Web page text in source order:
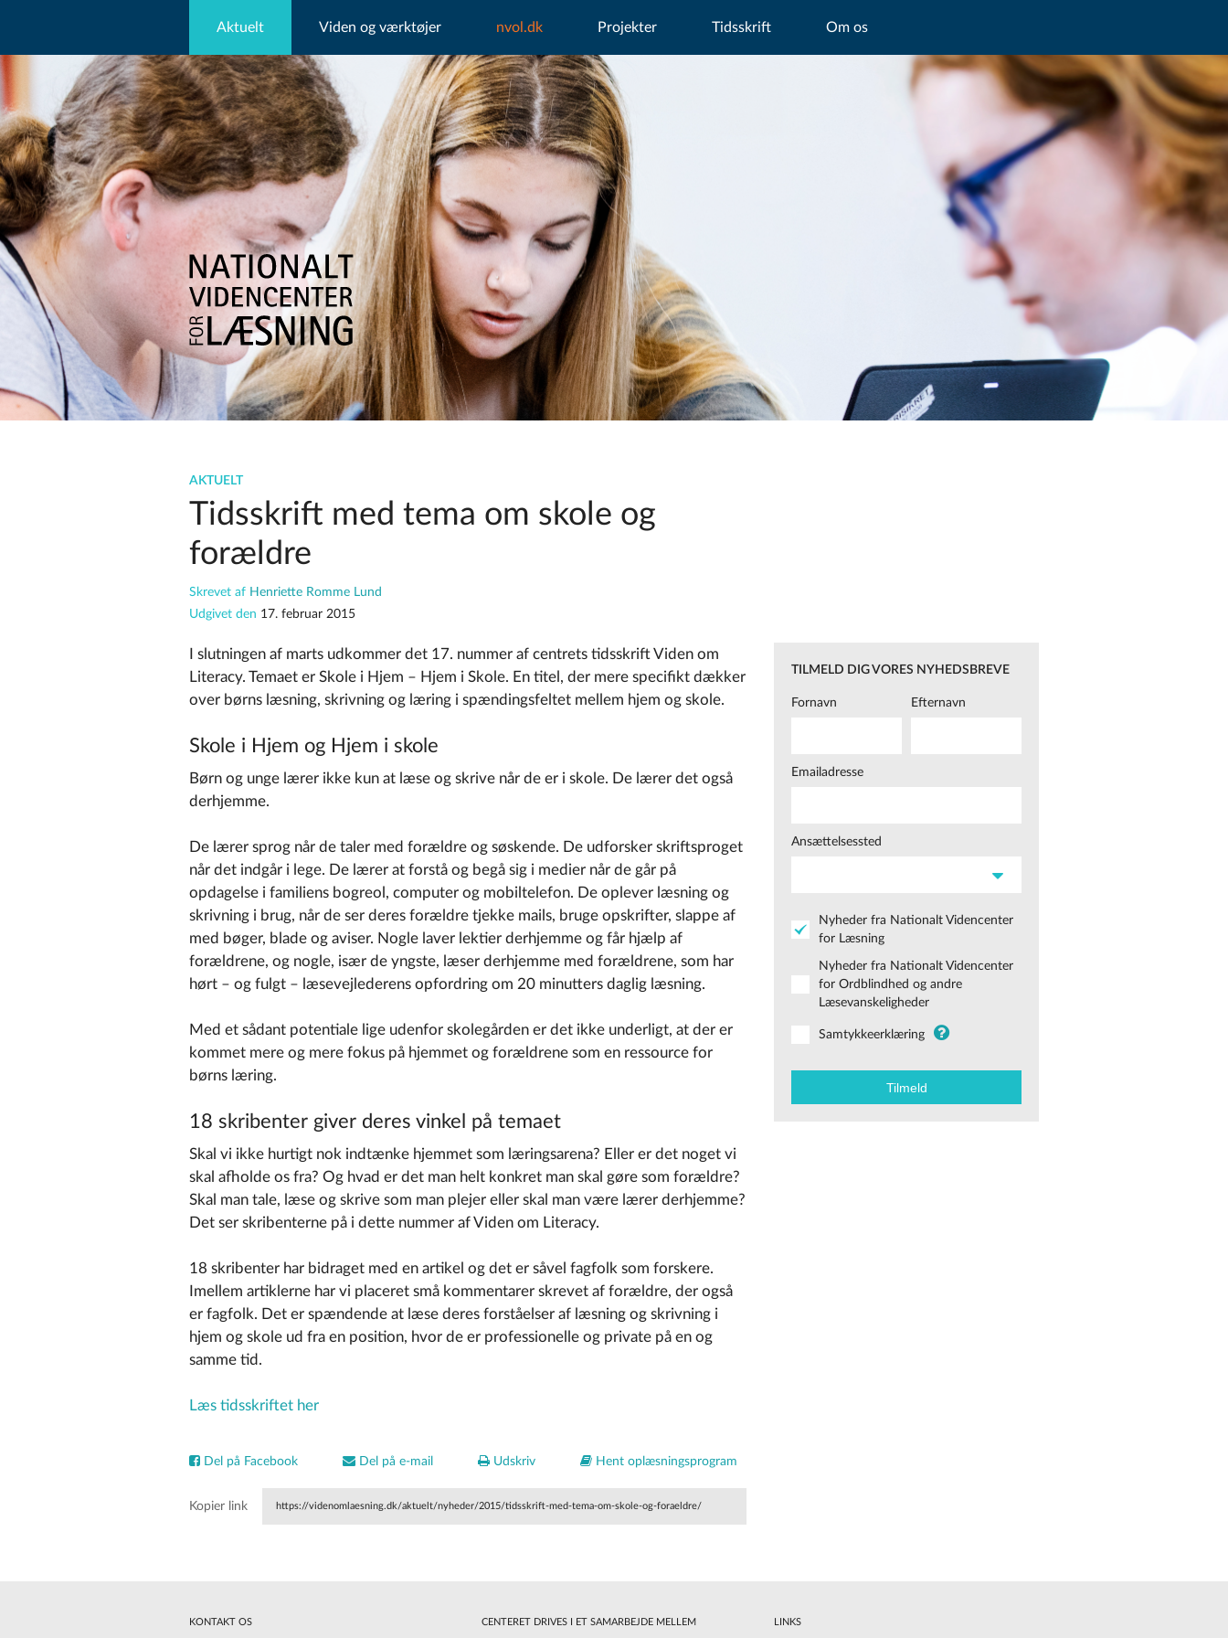
Aktuelt Viden og værktøjer nvol.dk Projekter Tidsskrift Om os
AKTUELT
Tidsskrift med tema om skole og
forældre
Skrevet af Henriette Romme Lund
Udgivet den 17. februar 2015
I slutningen af marts udkommer det 17. nummer af centrets tidsskrift Viden om
Literacy. Temaet er Skole i Hjem – Hjem i Skole. En titel, der mere specifikt dækker
over børns læsning, skrivning og læring i spændingsfeltet mellem hjem og skole.
Skole i Hjem og Hjem i skole
Børn og unge lærer ikke kun at læse og skrive når de er i skole. De lærer det også
derhjemme.
De lærer sprog når de taler med forældre og søskende. De udforsker skriftsproget
når det indgår i lege. De lærer at forstå og begå sig i medier når de går på
opdagelse i familiens bogreol, computer og mobiltelefon. De oplever læsning og
skrivning i brug, når de ser deres forældre tjekke mails, bruge opskrifter, slappe af
med bøger, blade og aviser. Nogle laver lektier derhjemme og får hjælp af
forældrene, og nogle, især de yngste, læser derhjemme med forældrene, som har
hørt – og fulgt – læsevejlederens opfordring om 20 minutters daglig læsning.
Med et sådant potentiale lige udenfor skolegården er det ikke underligt, at der er
kommet mere og mere fokus på hjemmet og forældrene som en ressource for
børns læring.
18 skribenter giver deres vinkel på temaet
Skal vi ikke hurtigt nok indtænke hjemmet som læringsarena? Eller er det noget vi
skal afholde os fra? Og hvad er det man helt konkret man skal gøre som forældre?
Skal man tale, læse og skrive som man plejer eller skal man være lærer derhjemme?
Det ser skribenterne på i dette nummer af Viden om Literacy.
18 skribenter har bidraget med en artikel og det er såvel fagfolk som forskere.
Imellem artiklerne har vi placeret små kommentarer skrevet af forældre, der også
er fagfolk. Det er spændende at læse deres forståelser af læsning og skrivning i
hjem og skole ud fra en position, hvor de er professionelle og private på en og
samme tid.
Læs tidsskriftet her
Del på Facebook Del på e-mail Udskriv Hent oplæsningsprogram
Kopier link https://videnomlaesning.dk/aktuelt/nyheder/2015/tidsskrift-med-tema-om-skole-og-foraeldre/
TILMELD DIG VORES NYHEDSBREVE
Fornavn Efternavn
Emailadresse
Ansættelsessted
Nyheder fra Nationalt Videncenter
for Læsning
Nyheder fra Nationalt Videncenter
for Ordblindhed og andre
Læsevanskeligheder
Samtykkeerklæring
KONTAKT OS CENTERET DRIVES I ET SAMARBEJDE MELLEM LINKS